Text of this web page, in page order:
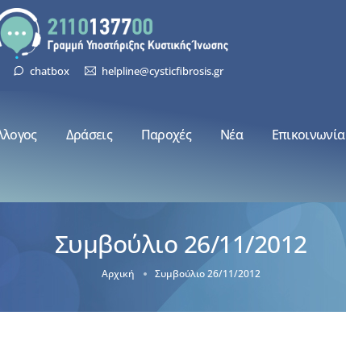
chatbox helpline@cysticfibrosis.gr
Δράσεις Παροχές Νέα Επικοινωνία
Συμβούλιο 26/11/2012
Αρχική Συμβούλιο 26/11/2012